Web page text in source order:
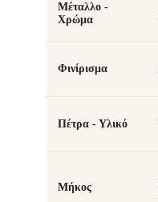
Μέταλλο -
Χρώμα
Φινίρισμα
Πέτρα - Υλικό
Μήκος